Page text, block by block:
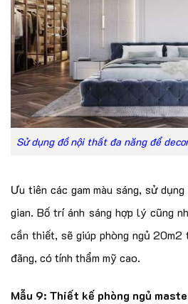
Sử dụng đồ nội thất đa năng để
Ưu tiên các gam màu sáng, sử
gian. Bố trí ánh sáng hợp lý cũng
cần thiết, sẽ giúp phòng ngủ 20m2
đãng, có tính thẩm mỹ cao.
Mẫu 9: Thiết kế phòng ngủ